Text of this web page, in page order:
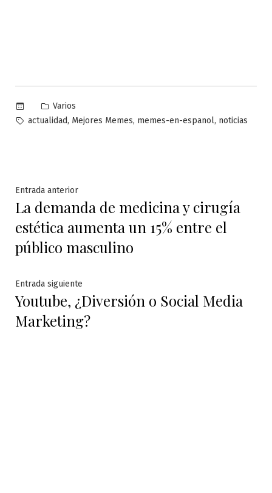
Publicado
en
Varios
Etiquetas:
actualidad, Mejores Memes, memes-en-espanol, noticias
Navegación
de
entradas
Entrada anteriorEntrada
anterior:
La demanda de medicina y cirugía
estética aumenta un 15% entre el
público masculino
Entrada siguiente
siguiente:
Youtube, ¿Diversión o Social Media
Marketing?